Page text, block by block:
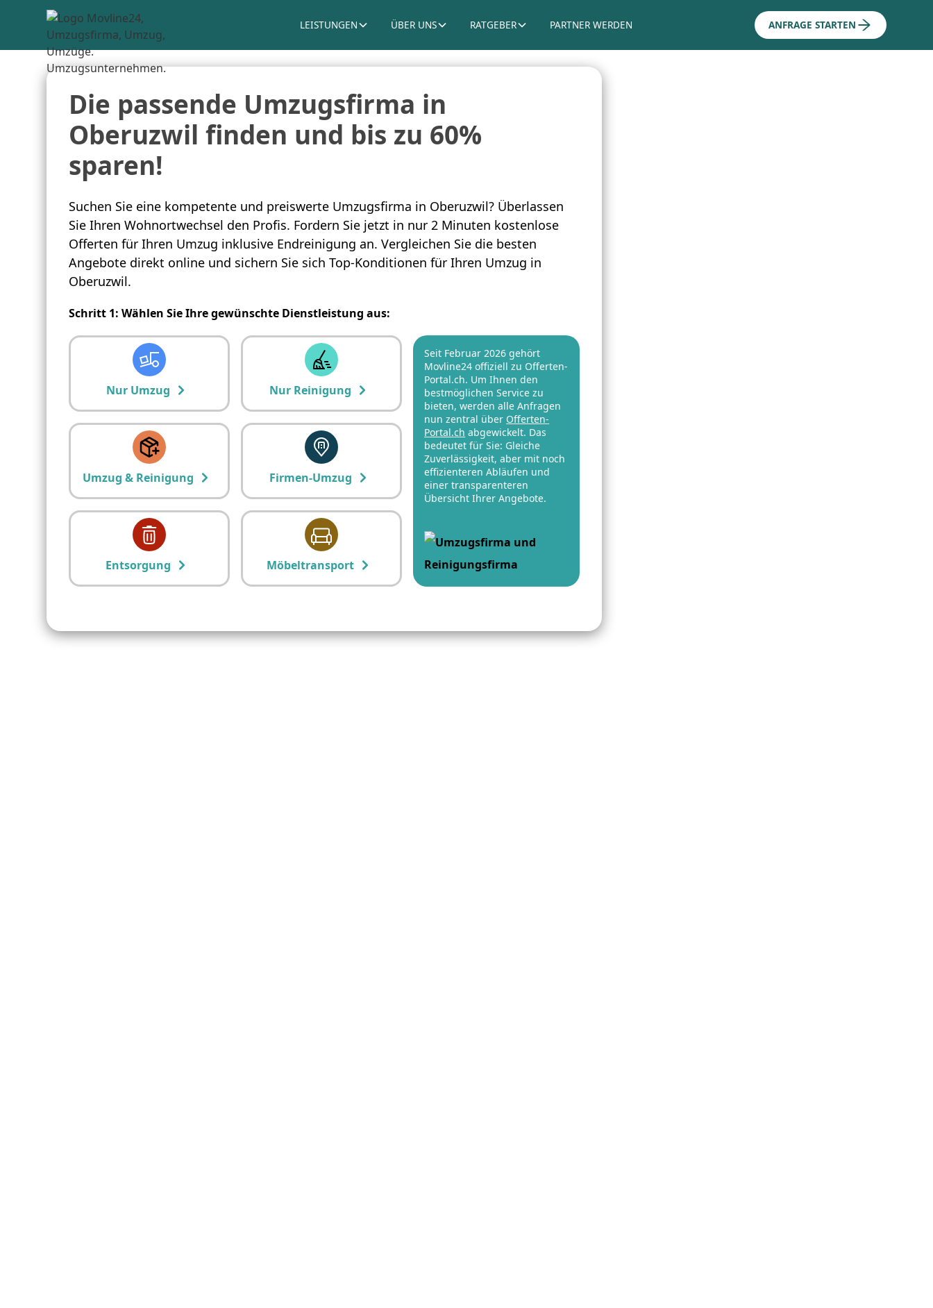
LEISTUNGEN ÜBER UNS RATGEBER PARTNER WERDEN ANFRAGE STARTEN
Die passende Umzugsfirma in
Oberuzwil finden und bis zu 60%
sparen!
Suchen Sie eine kompetente und preiswerte Umzugsfirma in Oberuzwil? Überlassen
Sie Ihren Wohnortwechsel den Profis. Fordern Sie jetzt in nur 2 Minuten kostenlose
Offerten für Ihren Umzug inklusive Endreinigung an. Vergleichen Sie die besten
Angebote direkt online und sichern Sie sich Top-Konditionen für Ihren Umzug in
Oberuzwil.
Schritt 1: Wählen Sie Ihre gewünschte Dienstleistung aus:
Nur Umzug Nur Reinigung
Umzug & Reinigung Firmen-Umzug
Entsorgung Möbeltransport
Seit Februar 2026 gehört
Movline24 offiziell zu Offerten-
Portal.ch. Um Ihnen den
bestmöglichen Service zu
bieten, werden alle Anfragen
nun zentral über Offerten-
Portal.ch abgewickelt. Das
bedeutet für Sie: Gleiche
Zuverlässigkeit, aber mit noch
effizienteren Abläufen und
einer transparenteren
Übersicht Ihrer Angebote.